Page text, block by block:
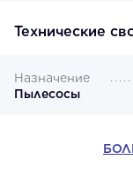
Технические
Назначение
Пылесосы